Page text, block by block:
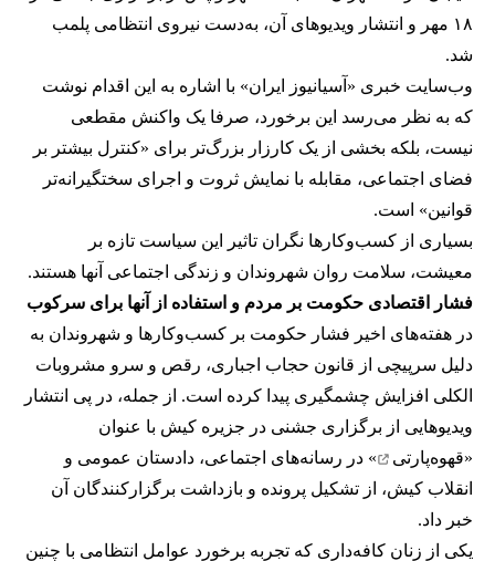
۱۸ مهر و انتشار ویدیوهای آن، به‌دست نیروی انتظامی پلمب
شد.
وب‌سایت خبری «آسیانیوز ایران» با اشاره به این اقدام نوشت
که به نظر می‌رسد این برخورد، صرفا یک واکنش مقطعی
نیست، بلکه بخشی از یک کارزار بزرگ‌تر برای «کنترل بیشتر بر
فضای اجتماعی، مقابله با نمایش ثروت و اجرای سختگیرانه‌تر
قوانین» است.
بسیاری از کسب‌وکارها نگران تاثیر این سیاست‌ تازه بر
معیشت، سلامت روان شهروندان و زندگی اجتماعی آنها هستند.
فشار اقتصادی حکومت بر مردم و استفاده از آنها برای سرکوب
در هفته‌های اخیر فشار حکومت بر کسب‌وکارها و شهروندان به
دلیل سرپیچی از قانون حجاب اجباری، رقص و سرو مشروبات
الکلی افزایش چشمگیری پیدا کرده است. از جمله، در پی انتشار
ویدیوهایی از برگزاری جشنی در جزیره کیش با عنوان
«قهوه‌پارتی
» در رسانه‌های اجتماعی، دادستان عمومی و
انقلاب کیش، از تشکیل پرونده و بازداشت برگزارکنندگان آن
خبر داد.
یکی از زنان کافه‌داری که تجربه برخورد عوامل انتظامی با چنین